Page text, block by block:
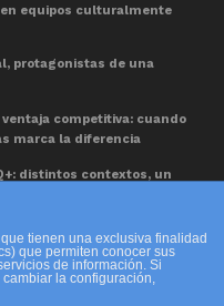
equipos culturalmente
protagonistas de una
competitiva: cuando
marca la diferencia
distintos contextos, un
Una
diversidad cultural
tienen una exclusiva finalidad
que permiten conocer sus
de información. Si
la configuración,